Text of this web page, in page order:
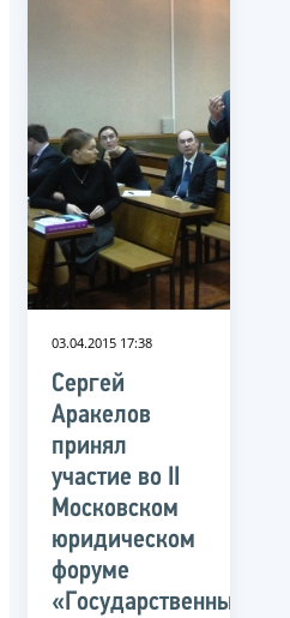
03.04.2015 17:38
Сергей
Аракелов
принял
участие во II
Московском
юридическом
форуме
«Государственный